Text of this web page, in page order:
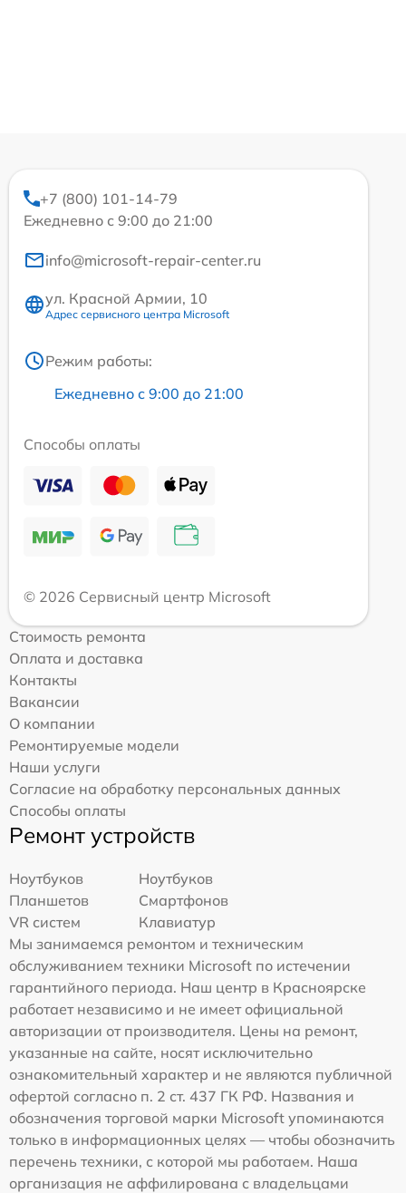
+7 (800) 101-14-79
Ежедневно с 9:00 до 21:00
info@microsoft-repair-center.ru
ул. Красной Армии, 10
Адрес сервисного центра Microsoft
Режим работы:
Ежедневно с 9:00 до 21:00
Способы оплаты
© 2026 Сервисный центр Microsoft
Стоимость ремонта
Оплата и доставка
Контакты
Вакансии
О компании
Ремонтируемые модели
Наши услуги
Согласие на обработку персональных данных
Способы оплаты
Ремонт устройств
Ноутбуков
Ноутбуков
Планшетов
Смартфонов
VR систем
Клавиатур
Мы занимаемся ремонтом и техническим
обслуживанием техники Microsoft по истечении
гарантийного периода. Наш центр в Красноярске
работает независимо и не имеет официальной
авторизации от производителя. Цены на ремонт,
указанные на сайте, носят исключительно
ознакомительный характер и не являются публичной
офертой согласно п. 2 ст. 437 ГК РФ. Названия и
обозначения торговой марки Microsoft упоминаются
только в информационных целях — чтобы обозначить
перечень техники, с которой мы работаем. Наша
организация не аффилирована с владельцами